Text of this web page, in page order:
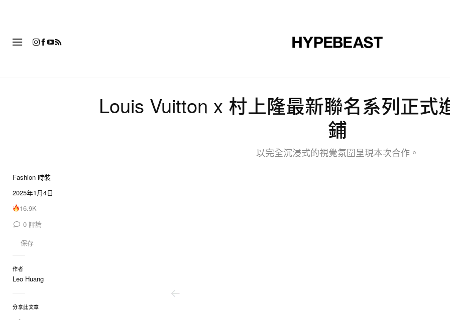
Louis Vuitton x 村上隆最新聯名系列正式
鋪
以完全沉浸式的視覺氛圍呈現本次合作。
Fashion 時裝
2025年1月4日
16.9K
0 評論
保存
作者
Leo Huang
分享此文章